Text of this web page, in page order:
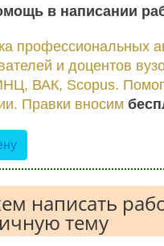
в написании
профессиональных
и доцентов
ВАК, Scopus.
Правки вносим
написать
тему